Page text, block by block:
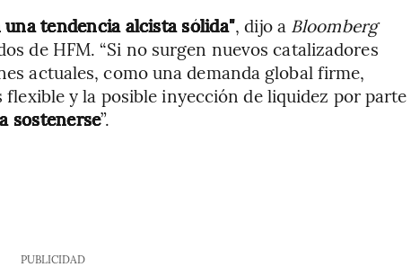
tendencia alcista sólida", dijo a Bloomberg
de HFM. “Si no surgen nuevos catalizadores
actuales, como una demanda global firme,
y la posible inyección de liquidez por parte
sostenerse”.
PUBLICIDAD